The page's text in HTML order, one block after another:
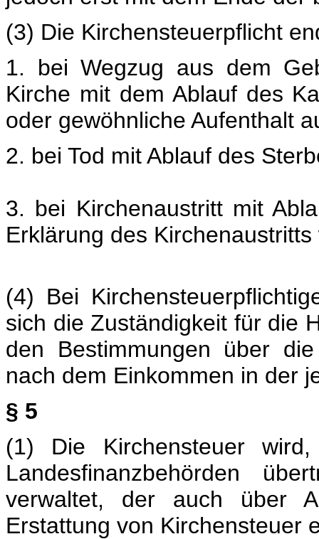
(3) Die Kirchensteuerpflicht
1. bei Wegzug aus dem
Kirche mit dem Ablauf des
oder gewöhnliche Aufenthalt
2. bei Tod mit Ablauf des
3. bei Kirchenaustritt mit
Erklärung des
(4) Bei
sich die Zuständigkeit für die
den Bestimmungen über
nach dem Einkommen in der
§ 5
(1) Die Kirchensteuer
Landesfinanzbehörden
verwaltet, der auch über
Erstattung von Kirchensteuer